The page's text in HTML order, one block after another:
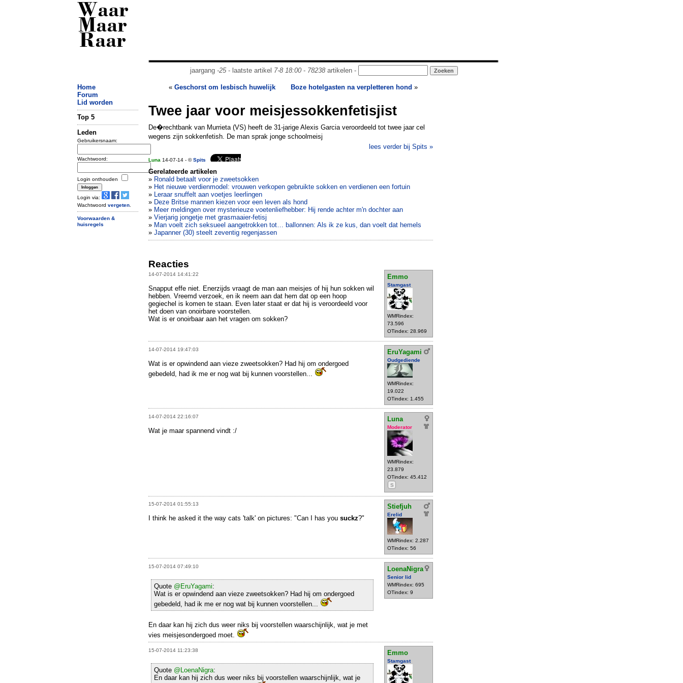
Waar
Maar
Raar
jaargang -25- laatste artikel 7-8 18:00- 78238artikelen -
Home
Forum
Lid worden
Top 5
Leden
Gebruikersnaam:
Wachtwoord:
Login onthouden
Login via:
Wachtwoord vergeten
Voorwaarden &
huisregels
« Geschorst om lesbisch huwelijk Boze hotelgasten na verpletteren hond »
Twee jaar voor meisjessokkenfetisjist
De�rechtbank van Murrieta (VS) heeft de 31-jarige Alexis Garcia veroordeeld tot twee jaar cel
wegens zijn sokkenfetish. De man sprak jonge schoolmeisj
lees verder bij Spits »
Luna 14-07-14 - ©Spits
Gerelateerde artikelen
» Ronald betaalt voor je zweetsokken
» Het nieuwe verdienmodel: vrouwen verkopen gebruikte sokken en verdienen een fortuin
» Leraar snuffelt aan voetjes leerlingen
» Deze Britse mannen kiezen voor een leven als hond
» Meer meldingen over mysterieuze voetenliefhebber: Hij rende achter m'n dochter aan
» Vierjarig jongetje met grasmaaier-fetisj
» Man voelt zich seksueel aangetrokken tot… ballonnen: Als ik ze kus, dan voelt dat hemels
» Japanner (30) steelt zeventig regenjassen
Reacties
14-07-2014 14:41:22 Emmo
Stamgast
WMRindex:
73.596
OTindex: 28.969
Snapput effe niet. Enerzijds vraagt de man aan meisjes of hij hun sokken wil
hebben. Vreemd verzoek, en ik neem aan dat hem dat op een hoop
gegiechel is komen te staan. Even later staat er dat hij is veroordeeld voor
het doen van onoirbare voorstellen.
Wat is er onoirbaar aan het vragen om sokken?
14-07-2014 19:47:03 EruYagami
Oudgediende
WMRindex:
19.022
OTindex: 1.455
Wat is er opwindend aan vieze zweetsokken? Had hij om ondergoed
gebedeld, had ik me er nog wat bij kunnen voorstellen...
14-07-2014 22:16:07 Luna
Moderator
WMRindex:
23.879
OTindex: 45.412
S
Wat je maar spannend vindt :/
15-07-2014 01:55:13 Stiefjuh
Erelid
WMRindex: 2.287
OTindex: 56
I think he asked it the way cats 'talk' on pictures: "Can I has you suckz?"
15-07-2014 07:49:10 LoenaNigra
Senior lid
WMRindex: 695
OTindex: 9
Quote @EruYagami:
Wat is er opwindend aan vieze zweetsokken? Had hij om ondergoed
gebedeld, had ik me er nog wat bij kunnen voorstellen...
En daar kan hij zich dus weer niks bij voorstellen waarschijnlijk, wat je met
vies meisjesondergoed moet.
15-07-2014 11:23:38 Emmo
Stamgast
Quote @LoenaNigra:
En daar kan hij zich dus weer niks bij voorstellen waarschijnlijk, wat je